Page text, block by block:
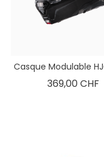
Casque Modulable
369,00 CHF